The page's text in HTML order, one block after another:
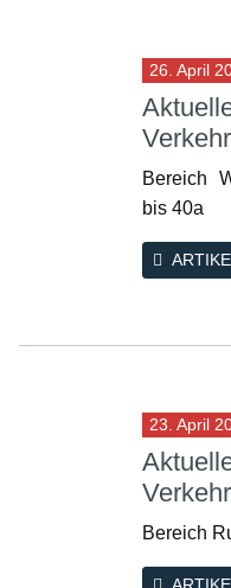
26. April
Bereich
bis 40a
23. April
Bereich